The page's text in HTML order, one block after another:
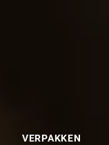
VERPAKKEN